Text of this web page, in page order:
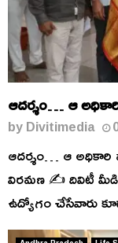
ఆదర్శం… ఆ అధికారి
byDivitimedia
ఆదర్శం… ఆ అధికారి
విరమణ ✍️ దివిటీ
ఉద్యోగం చేసేవారు